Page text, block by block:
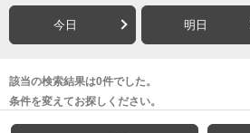
今日 明日
該当の検索結果は0件でした。
条件を変えてお探しください。